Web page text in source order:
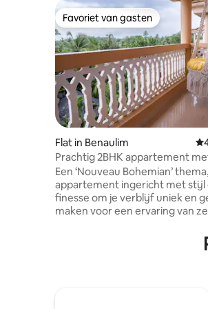
Favoriet van gasten
Favoriet van gasten
Flat in Benaulim
Prachtig 2BHK appartement
op de oceaan
Een ‘Nouveau Bohemian’
appartement ingericht met stijl
finesse om je verblijf uniek en
maken voor een ervaring van
blij zijn met het ruime comfort,
balkons, uitzicht op zee en het